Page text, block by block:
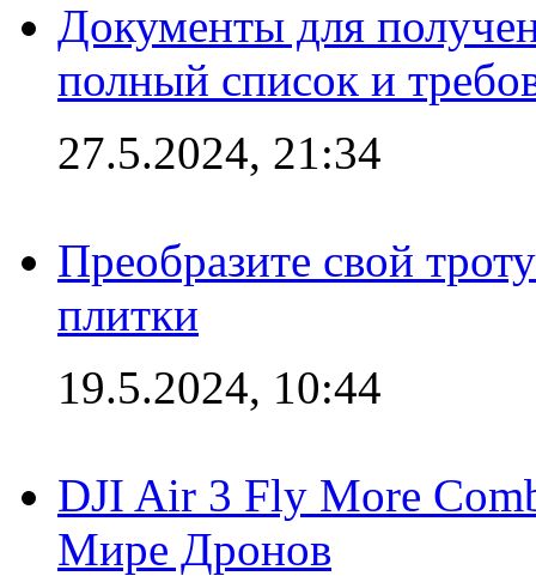
Документы для
полный список и
27.5.2024, 21:34
Преобразите свой
плитки
19.5.2024, 10:44
DJI Air 3 Fly More
Мире Дронов